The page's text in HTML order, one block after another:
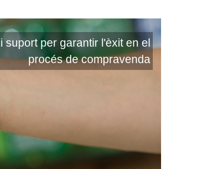
suport per garantir l'èxit en el
procés de compravenda